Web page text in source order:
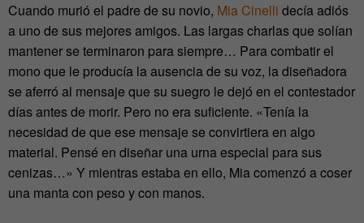
Cuando murió el padre de su novio, Mia Cinelli decía adiós
a uno de sus mejores amigos. Las largas charlas que solían
mantener se terminaron para siempre… Para combatir el
mono que le producía la ausencia de su voz, la diseñadora
se aferró al mensaje que su suegro le dejó en el contestador
días antes de morir. Pero no era suficiente. «Tenía la
necesidad de que ese mensaje se convirtiera en algo
material. Pensé en diseñar una urna especial para sus
cenizas…» Y mientras estaba en ello, Mia comenzó a coser
una manta con peso y con manos.